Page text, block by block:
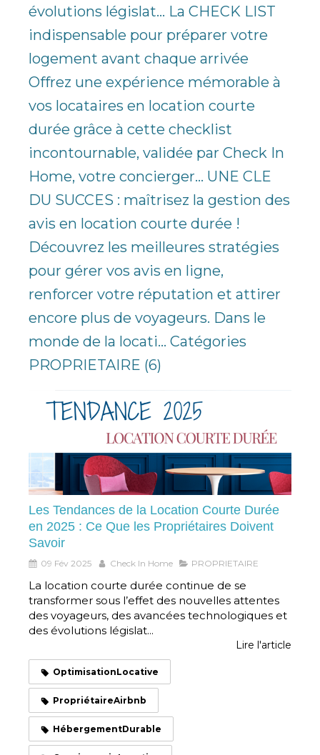
évolutions législat... La CHECK LIST
indispensable pour préparer votre
logement avant chaque arrivée
Offrez une expérience mémorable à
vos locataires en location courte
durée grâce à cette checklist
incontournable, validée par Check In
Home, votre concierger... UNE CLE
DU SUCCES : maîtrisez la gestion des
avis en location courte durée !
Découvrez les meilleures stratégies
pour gérer vos avis en ligne,
renforcer votre réputation et attirer
encore plus de voyageurs. Dans le
monde de la locati... Catégories
PROPRIETAIRE (6)
Les Tendances de la Location Courte Durée
en 2025 : Ce Que les Propriétaires Doivent
Savoir
09 Fév 2025 Check In Home PROPRIETAIRE
La location courte durée continue de se
transformer sous l’effet des nouvelles attentes
des voyageurs, des avancées technologiques et
des évolutions législat...
Lire l'article
OptimisationLocative
PropriétaireAirbnb
HébergementDurable